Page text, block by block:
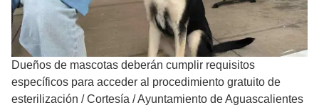
Dueños de mascotas deberán cumplir requisitos
específicos para acceder al procedimiento gratuito de
esterilización /Cortesía / Ayuntamiento de Aguascalientes